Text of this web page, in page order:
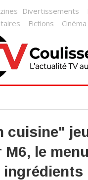
Divertissements
Fictions Cinéma
cuisine"
M6, le
ingrédients